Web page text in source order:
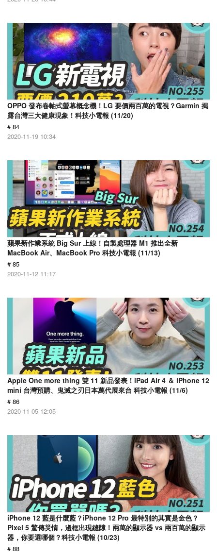
OPPO 發布卷軸式螢幕概念機！LG 要價兩百萬的電視？Garmin 揭
露台灣三大健康現象！科技小電報 (11/20)
# 84
2020-11-19 10:34
蘋果新作業系統 Big Sur 上線！自製處理器 M1 推出全新
MacBook Air、MacBook Pro 科技小電報 (11/13)
# 85
2020-11-12 11:17
Apple One more thing 雙 11 新品發表！iPad Air 4 ＆ iPhone 12
mini 台灣預購、鬼滅之刃日本萬代展來台 科技小電報 (11/6)
# 86
2020-11-05 12:05
iPhone 12 藍是什麼藍？iPhone 12 Pro 最特別的其實是金色？
Pixel 5 驚傳災情，邊框出現縫隙！兩萬的顯示器 vs 兩百萬的顯示
器，你要選哪個？科技小電報 (10/23)
# 88